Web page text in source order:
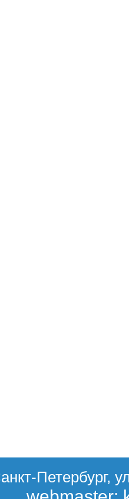
Петербург,